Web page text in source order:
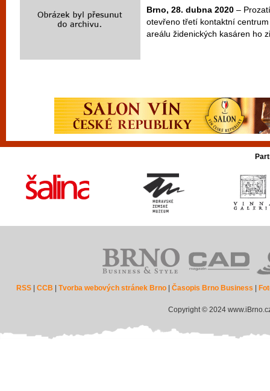
Brno, 28. dubna 2020 –
otevřeno třetí kontaktní
areálu židenických kasáren ho
RSS |CCB |Tvorba webových stránek Brno |Časopis Brno Business
Copyright © 2024